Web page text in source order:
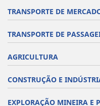
TRANSPORTE DE
TRANSPORTE DE
AGRICULTURA
CONSTRUÇÃO E
EXPLORAÇÃO MINEIRA E